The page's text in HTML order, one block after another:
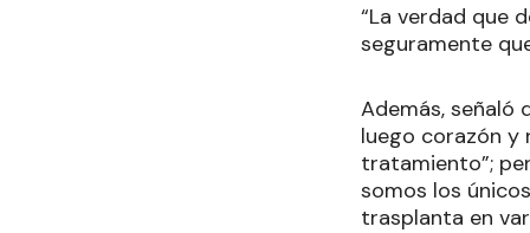
“La verdad que
seguramente
Además, señaló
luego corazón y
tratamiento”;
somos los
trasplanta en